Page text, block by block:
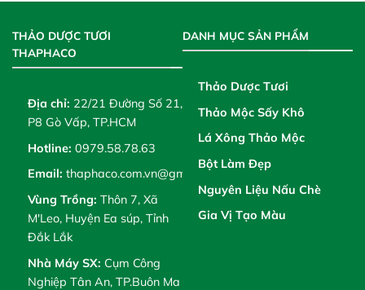
THẢO DƯỢC TƯƠI
THAPHACO
Địa chỉ: 22/21 Đường Số 21,
P8 Gò Vấp, TP.HCM
Hotline: 0979.58.78.63
Email: thaphaco.com.vn@gmail.com
Vùng Trồng: Thôn 7, Xã
M'Leo, Huyện Ea súp, Tỉnh
Đắk Lắk
Nhà Máy SX: Cụm Công
Nghiệp Tân An, TP.Buôn Ma
DANH MỤC SẢN PHẨM
Thảo Dược Tươi
Thảo Mộc Sấy Khô
Lá Xông Thảo Mộc
Bột Làm Đẹp
Nguyên Liệu Nấu Chè
Gia Vị Tạo Màu